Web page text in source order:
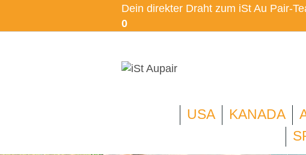
Dein direkter Draht zum iSt Au Pair-
0
USA KANADA